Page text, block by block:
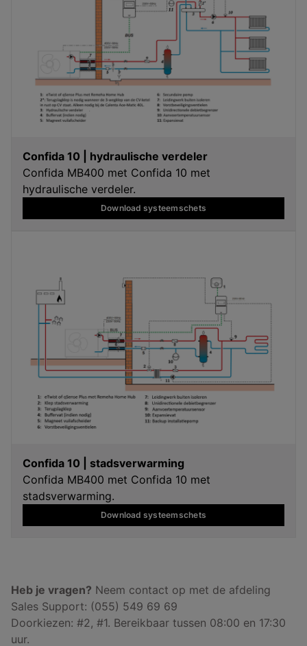
Confida 10 | hydraulische verdeler
Confida MB400 met Confida 10 met
hydraulische verdeler.
Download systeemschets
Confida 10 | stadsverwarming
Confida MB400 met Confida 10 met
stadsverwarming.
Download systeemschets
Heb je vragen? Neem contact op met de afdeling
Sales Support: (055) 549 69 69
Doorkiezen: #2, #1. Bereikbaar tussen 08:00 en 17:30
uur.